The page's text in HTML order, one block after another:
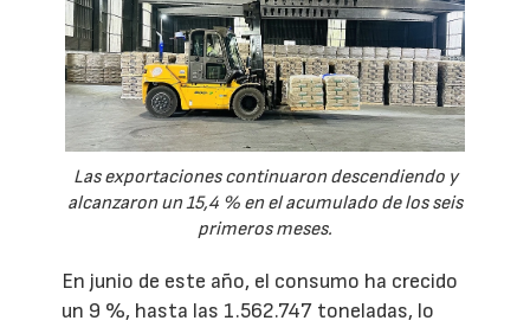
Las exportaciones continuaron descendiendo y
alcanzaron un 15,4 % en el acumulado de los seis
primeros meses.
En junio de este año, el consumo ha crecido
un 9 %, hasta las 1.562.747 toneladas, lo